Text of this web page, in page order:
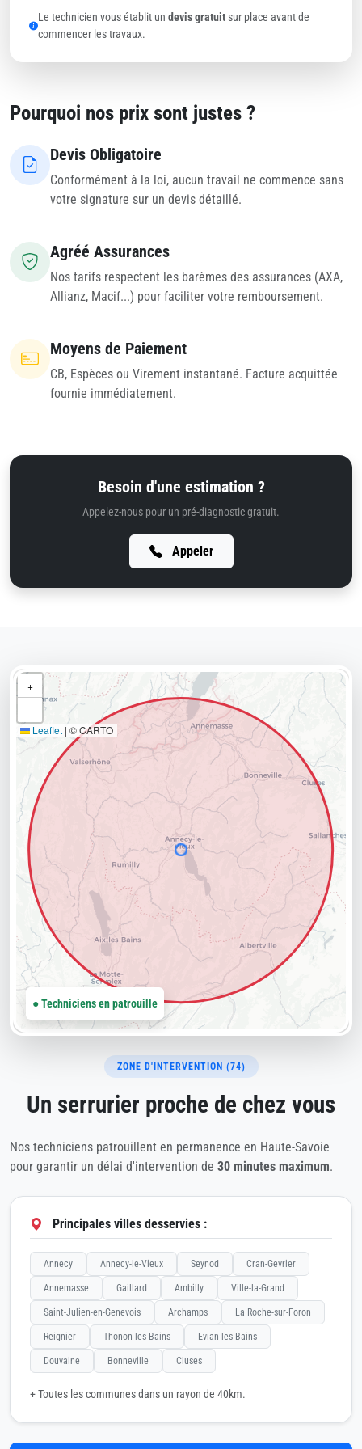
Le technicien vous établit un devis gratuitsur place avant de
commencer les travaux.
Pourquoi nos prix sont justes ?
Devis Obligatoire
Conformément à la loi, aucun travail ne commence sans
votre signature sur un devis détaillé.
Agréé Assurances
Nos tarifs respectent les barèmes des assurances (AXA,
Allianz, Macif...) pour faciliter votre remboursement.
Moyens de Paiement
CB, Espèces ou Virement instantané. Facture acquittée
fournie immédiatement.
Besoin d'une estimation ?
Appelez-nous pour un pré-diagnostic gratuit.
Appeler
ZONE D'INTERVENTION (74)
Un serrurier proche de chez vous
Nos techniciens patrouillent en permanence en Haute-Savoie
pour garantir un délai d'intervention de 30 minutes maximum.
Principales villes desservies :
Annecy Annecy-le-Vieux Seynod Cran-Gevrier
Annemasse Gaillard Ambilly Ville-la-Grand
Saint-Julien-en-Genevois Archamps La Roche-sur-Foron
Reignier Thonon-les-Bains Evian-les-Bains
Douvaine Bonneville Cluses
+ Toutes les communes dans un rayon de 40km.
+
−
Leaflet | © CARTO
● Techniciens en patrouille